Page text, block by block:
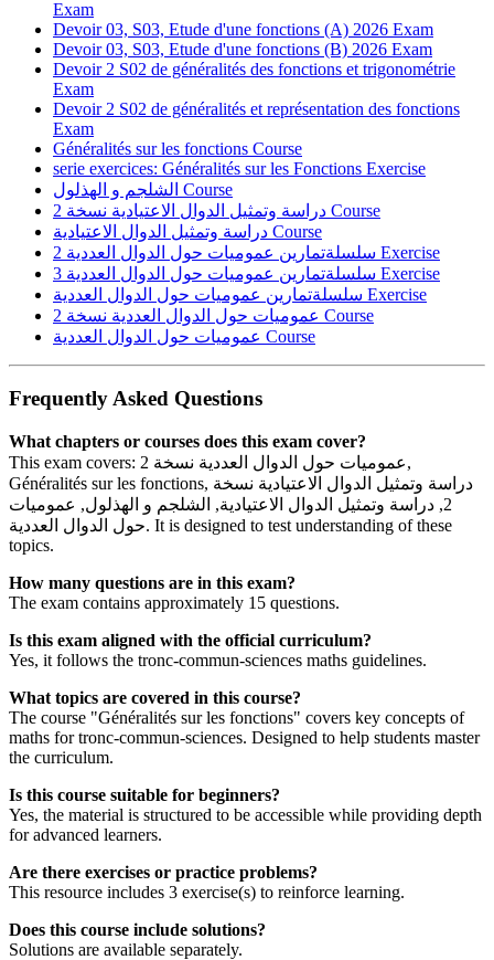
Exam
Devoir 03, S03, Etude d'une fonctions (A) 2026 Exam
Devoir 03, S03, Etude d'une fonctions (B) 2026 Exam
Devoir 2 S02 de généralités des fonctions et trigonométrie
Exam
Devoir 2 S02 de généralités et représentation des fonctions
Exam
Généralités sur les fonctions Course
serie exercices: Généralités sur les Fonctions Exercise
Course
Course
Course
Exercise
Exercise
Exercise
Course
Course
Frequently Asked Questions
What chapters or courses does this exam cover?
This exam covers: عموميات حول الدوال العددية نسخة 2,
Généralités sur les fonctions, دراسة وتمثيل الدوال الاعتيادية نسخة
2, دراسة وتمثيل الدوال الاعتيادية, الشلجم و الهذلول, عموميات
حول الدوال العددية. It is designed to test understanding of these
topics.
How many questions are in this exam?
The exam contains approximately 15 questions.
Is this exam aligned with the official curriculum?
Yes, it follows the tronc-commun-sciences maths guidelines.
What topics are covered in this course?
The course "Généralités sur les fonctions" covers key concepts of
maths for tronc-commun-sciences. Designed to help students master
the curriculum.
Is this course suitable for beginners?
Yes, the material is structured to be accessible while providing depth
for advanced learners.
Are there exercises or practice problems?
This resource includes 3 exercise(s) to reinforce learning.
Does this course include solutions?
Solutions are available separately.